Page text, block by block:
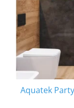
Aquatek